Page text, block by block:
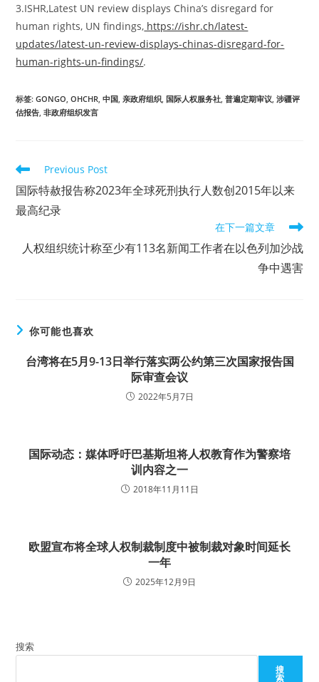
3.ISHR,Latest UN review displays China’s disregard for
human rights, UN findings, https://ishr.ch/latest-
updates/latest-un-review-displays-chinas-disregard-for-
human-rights-un-findings/.
标签:GONGO OHCHR 中国 亲政府组织 国际人权服务社 普遍定期审议 涉疆评
估报告 非政府组织发言
Read
articles
Previous Post
国际特赦报告称2023年全球死刑执行人数创2015年以来
最高纪录
在下一篇文章
人权组织统计称至少有113名新闻工作者在以色列加沙战
争中遇害
你可能也喜欢
台湾将在5月9-13日举行落实两公约第三次国家报告国
际审查会议
2022年5月7日
国际动态：媒体呼吁巴基斯坦将人权教育作为警察培
训内容之一
2018年11月11日
欧盟宣布将全球人权制裁制度中被制裁对象时间延长
一年
2025年12月9日
搜索
搜
索